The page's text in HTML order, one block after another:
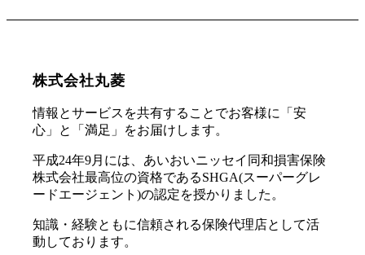
株式会社丸菱
情報とサービスを共有することでお客様に「安
心」と「満足」をお届けします。
平成24年9月には、あいおいニッセイ同和損害保険
株式会社最高位の資格であるSHGA(スーパーグレ
ードエージェント)の認定を授かりました。
知識・経験ともに信頼される保険代理店として活
動しております。